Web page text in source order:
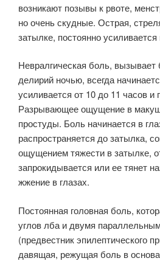
возникают позывы к рвоте,
но очень скудные. Острая,
затылке, постоянно
Невралгическая боль, вызывает
делирий ночью, всегда
усиливается от 10 до 11 часов и
Разрывающее ощущение в
простуды. Боль начинается в
распространяется до затылка,
ощущением тяжести в затылке,
запрокидывается или ее тянет
жжение в глазах.
Постоянная головная боль,
углов лба и двумя
(предвестник эпилептического
давящая, режущая боль в